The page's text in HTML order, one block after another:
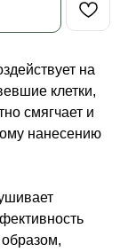
на
клетки,
смягчает и
нанесению